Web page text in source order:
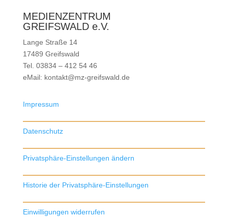
MEDIENZENTRUM
GREIFSWALD e.V.
Lange Straße 14
17489 Greifswald
Tel. 03834 – 412 54 46
eMail: kontakt@mz-greifswald.de
Impressum
Datenschutz
Privatsphäre-Einstellungen ändern
Historie der Privatsphäre-Einstellungen
Einwilligungen widerrufen